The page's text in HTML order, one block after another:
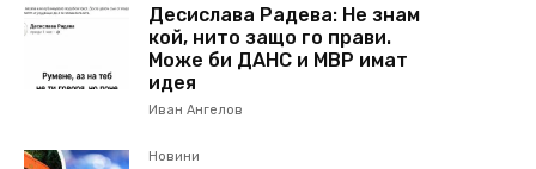
Десислава Радева: Не знам
кой, нито защо го прави.
Може би ДАНС и МВР имат
идея
Иван Ангелов
Новини